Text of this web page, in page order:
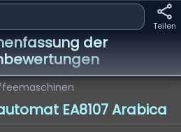
Teilen
der
EA8107 Arabica